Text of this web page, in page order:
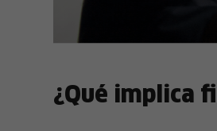
¿Qué implica